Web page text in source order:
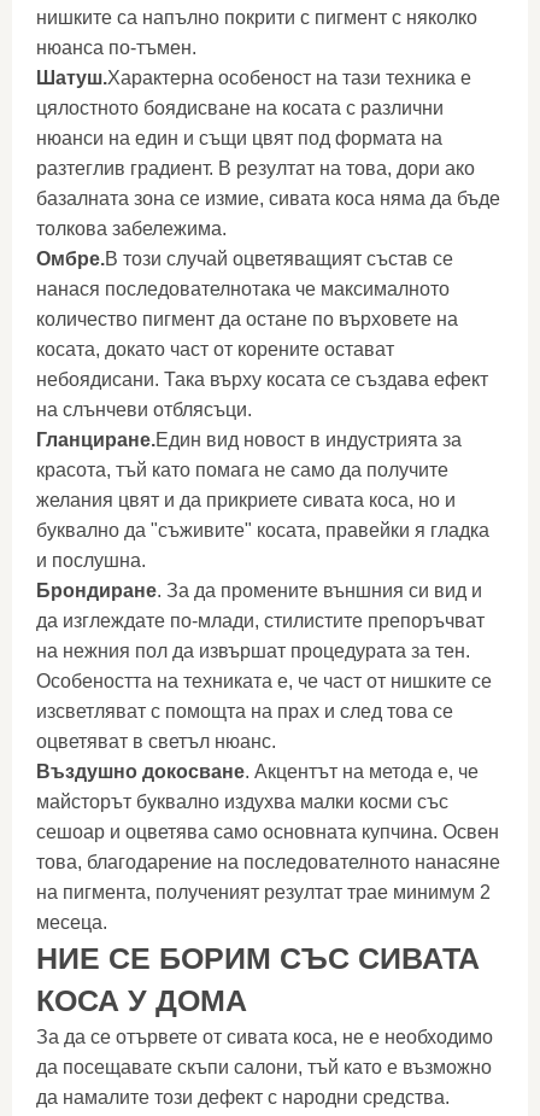
нишките са напълно покрити с пигмент с няколко
нюанса по-тъмен.
Шатуш.Характерна особеност на тази техника е
цялостното боядисване на косата с различни
нюанси на един и същи цвят под формата на
разтеглив градиент. В резултат на това, дори ако
базалната зона се измие, сивата коса няма да бъде
толкова забележима.
Омбре.В този случай оцветяващият състав се
нанася последователнотака че максималното
количество пигмент да остане по върховете на
косата, докато част от корените остават
небоядисани. Така върху косата се създава ефект
на слънчеви отблясъци.
Гланциране.Един вид новост в индустрията за
красота, тъй като помага не само да получите
желания цвят и да прикриете сивата коса, но и
буквално да "съживите" косата, правейки я гладка
и послушна.
Брондиране. За да промените външния си вид и
да изглеждате по-млади, стилистите препоръчват
на нежния пол да извършат процедурата за тен.
Особеността на техниката е, че част от нишките се
изсветляват с помощта на прах и след това се
оцветяват в светъл нюанс.
Въздушно докосване. Акцентът на метода е, че
майсторът буквално издухва малки косми със
сешоар и оцветява само основната купчина. Освен
това, благодарение на последователното нанасяне
на пигмента, полученият резултат трае минимум 2
месеца.
НИЕ СЕ БОРИМ СЪС СИВАТА
КОСА У ДОМА
За да се отървете от сивата коса, не е необходимо
да посещавате скъпи салони, тъй като е възможно
да намалите този дефект с народни средства.